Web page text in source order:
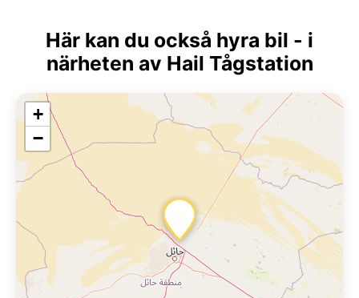
Här kan du också hyra bil - i
närheten av Hail Tågstation
+
−